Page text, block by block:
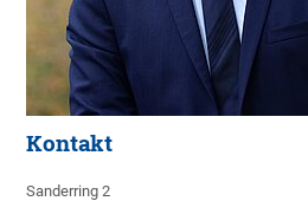
Kontakt
Sanderring 2